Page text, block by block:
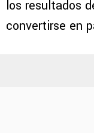
los resultados
convertirse en